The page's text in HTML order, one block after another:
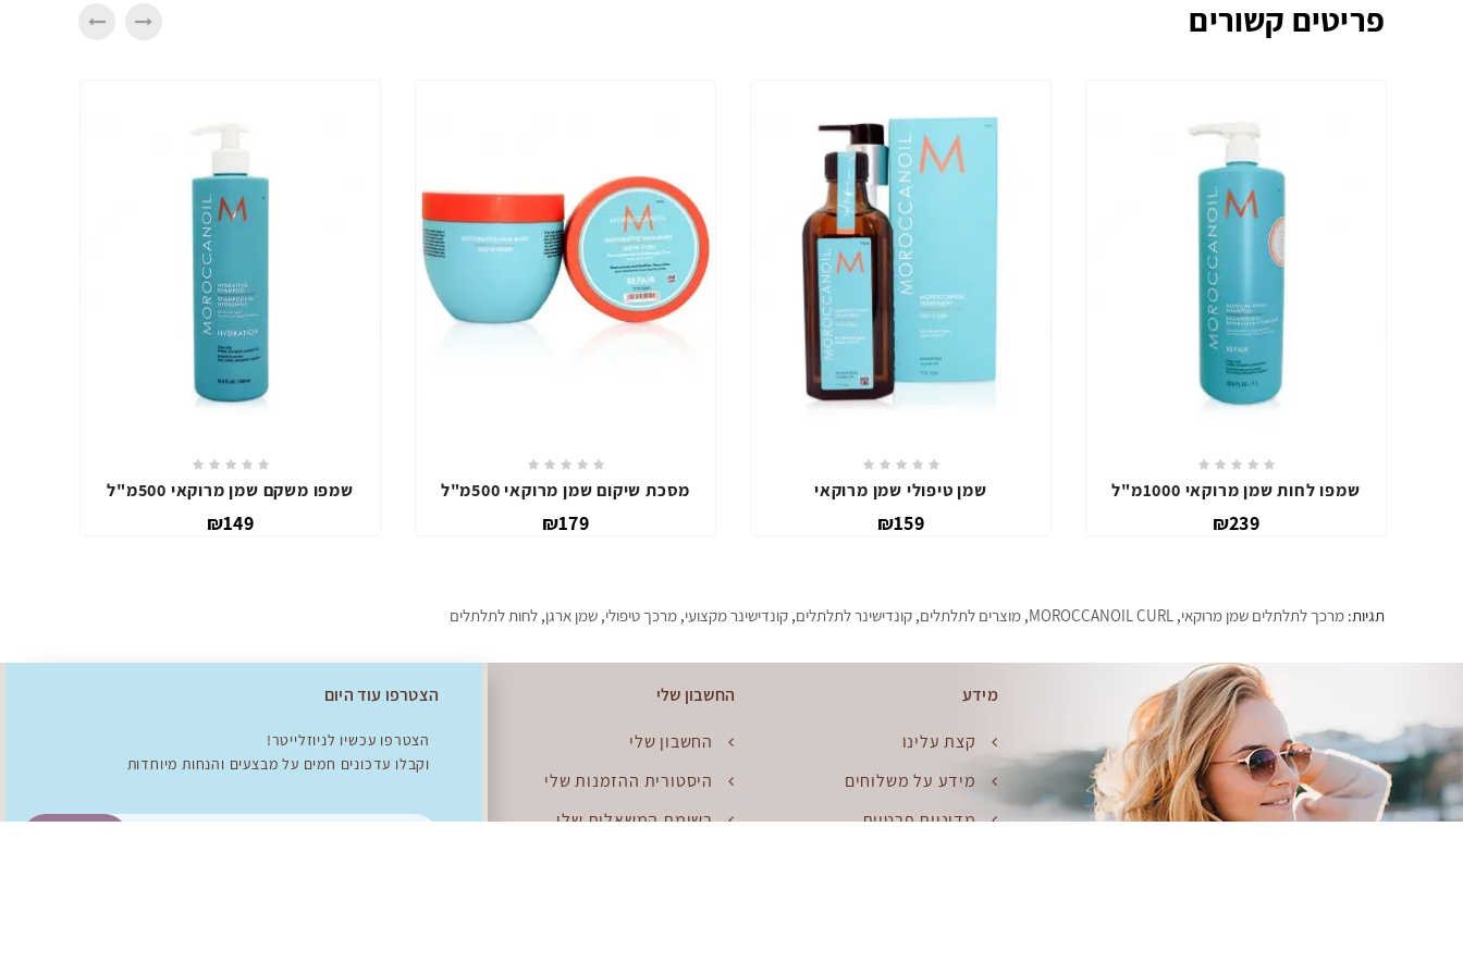
פריטים קשורים
מסכת שיקום שמן מרוקאי 500מ"ל שמן טיפולי שמן מרוקאי שמפו לחות שמן מרוקאי 1000מ"ל קרם הזנה לתלתלים שמן מרוקאי
תגיות: מרכך לתלתלים שמן מרוקאי,
MOROCCANOIL CURL
, מוצרים לתלתלים, קונדישינר לתלתלים, קונדישינר מקצועי, מרכך טיפולי, שמן ארגן, לחות לתלתלים
מידע
קצת עלינו
מידע על משלוחים
מדיניות פרטיות
החשבון שלי
החשבון שלי
היסטורית ההזמנות שלי
רשימת המשאלות שלי
הצטרפו עוד היום
הצטרפו עכשיו לניוזלייטר!
וקבלו עדכונים חמים על מבצעים והנחות מיוחדות